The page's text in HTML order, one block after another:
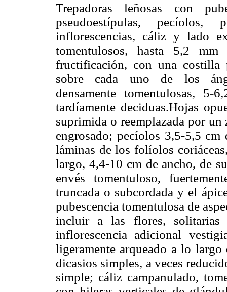
Trepadoras leñosas con
pseudoestípulas,
inflorescencias, cáliz y lado
tomentulosos, hasta 5,2
fructificación, con una costilla
sobre cada uno de los
densamente tomentulosas,
tardíamente deciduas.Hojas
suprimida o reemplazada por
engrosado; pecíolos 3,5-5,5
láminas de los folíolos
largo, 4,4-10 cm de ancho, de
envés tomentuloso,
truncada o subcordada y el
pubescencia tomentulosa de
incluir a las flores, solitarias
inflorescencia adicional
ligeramente arqueado a lo
dicasios simples, a veces
simple; cáliz campanulado,